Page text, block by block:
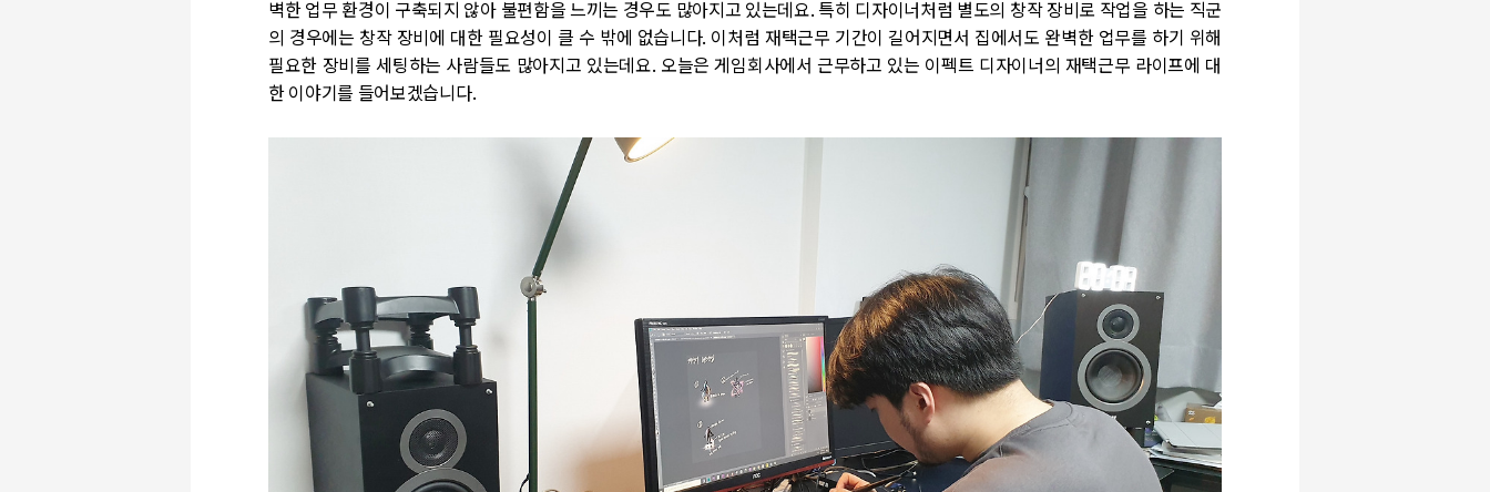
벽한 업무 환경이 구축되지 않아 불편함을 느끼는 경우도 많아지고 있는데요. 특히 디자이너처럼 별도의 창작 장비로 작업을 하는 직군
의 경우에는 창작 장비에 대한 필요성이 클 수 밖에 없습니다. 이처럼 재택근무 기간이 길어지면서 집에서도 완벽한 업무를 하기 위해
필요한 장비를 세팅하는 사람들도 많아지고 있는데요. 오늘은 게임회사에서 근무하고 있는 이펙트 디자이너의 재택근무 라이프에 대
한 이야기를 들어보겠습니다.